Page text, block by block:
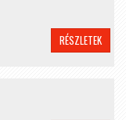
RÉSZLETEK